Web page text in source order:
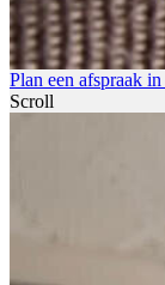
Plan een afspraak in
Scroll